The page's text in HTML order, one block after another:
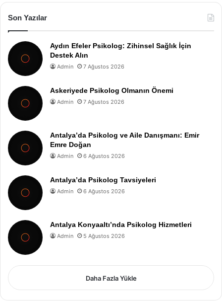
Son Yazılar
Aydın Efeler Psikolog: Zihinsel Sağlık İçin
Destek Alın
Admin 7 Ağustos 2026
Askeriyede Psikolog Olmanın Önemi
Admin 7 Ağustos 2026
Antalya’da Psikolog ve Aile Danışmanı: Emir
Emre Doğan
Admin 6 Ağustos 2026
Antalya’da Psikolog Tavsiyeleri
Admin 6 Ağustos 2026
Antalya Konyaaltı’nda Psikolog Hizmetleri
Admin 5 Ağustos 2026
Daha Fazla Yükle